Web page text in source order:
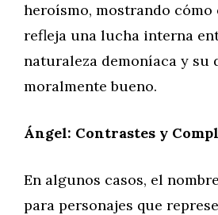
heroísmo, mostrando cómo
refleja una lucha interna
naturaleza demoníaca y su
moralmente bueno.
Ángel: Contrastes y
En algunos casos, el
para personajes que